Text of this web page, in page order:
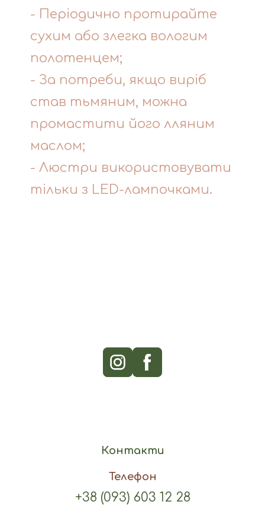
- Періодично протирайте
сухим або злегка вологим
полотенцем;
- За потреби, якщо виріб
став тьмяним, можна
промастити його лляним
маслом;
- Люстри використовувати
тільки з LED-лампочками.
Контакти
Телефон
+38 (093) 603 12 28